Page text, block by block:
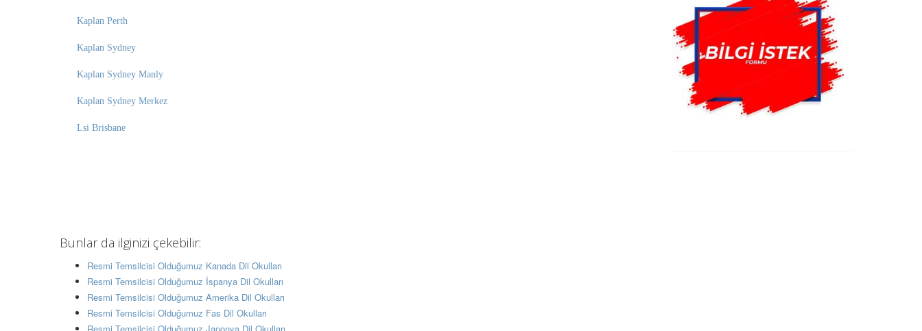
Kaplan Perth
Kaplan Sydney
Kaplan Sydney Manly
Kaplan Sydney Merkez
Lsi Brisbane
Bunlar da ilginizi çekebilir:
Resmi Temsilcisi Olduğumuz Kanada Dil Okulları
Resmi Temsilcisi Olduğumuz İspanya Dil Okulları
Resmi Temsilcisi Olduğumuz Amerika Dil Okulları
Resmi Temsilcisi Olduğumuz Fas Dil Okulları